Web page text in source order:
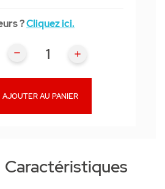
?Cliquez ici.
AJOUTER AU PANIER
Caractéristiques